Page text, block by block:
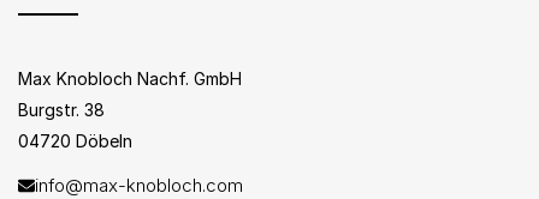
Max Knobloch Nachf. GmbH
Burgstr. 38
04720 Döbeln
info@max-knobloch.com